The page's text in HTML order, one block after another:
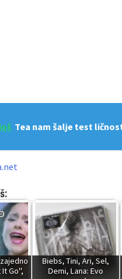
Tea nam šalje test
Go",
Biebs, Tini, Ari, Sel,
Demi, Lana: Evo